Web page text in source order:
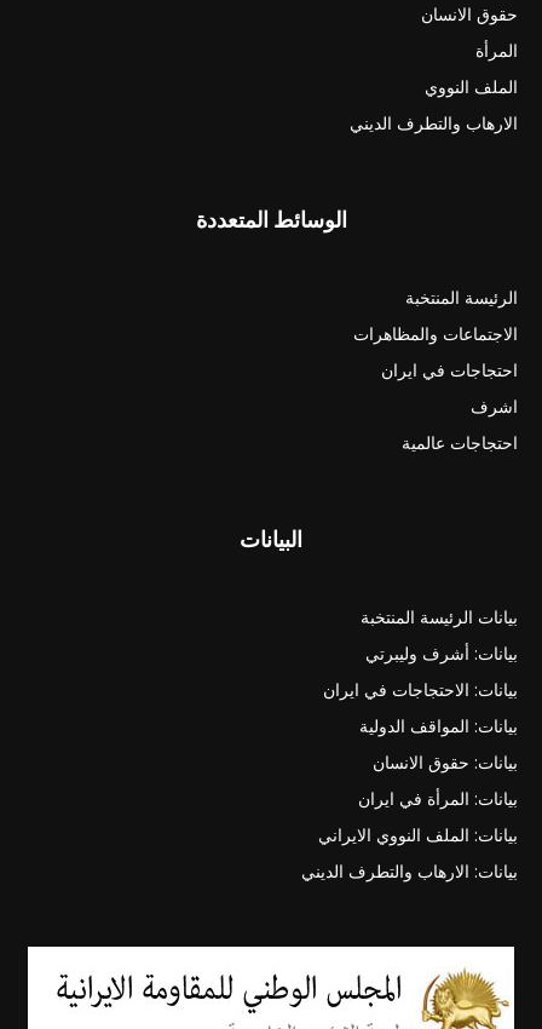
حقوق الانسان
المرأة
الملف النووي
الارهاب والتطرف الديني
الوسائط المتعددة
الرئيسة المنتخبة
الاجتماعات والمظاهرات
احتجاجات في ايران
اشرف
احتجاجات عالمية
البيانات
بيانات الرئيسة المنتخبة
بيانات: أشرف وليبرتي
بيانات: الاحتجاجات في ايران
بيانات: المواقف الدولية
بيانات: حقوق الانسان
بيانات: المرأة في ايران
بيانات: الملف النووي الايراني
بيانات: الارهاب والتطرف الديني